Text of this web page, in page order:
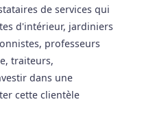
de services qui
d'intérieur, jardiniers
professeurs
traiteurs,
dans une
cette clientèle